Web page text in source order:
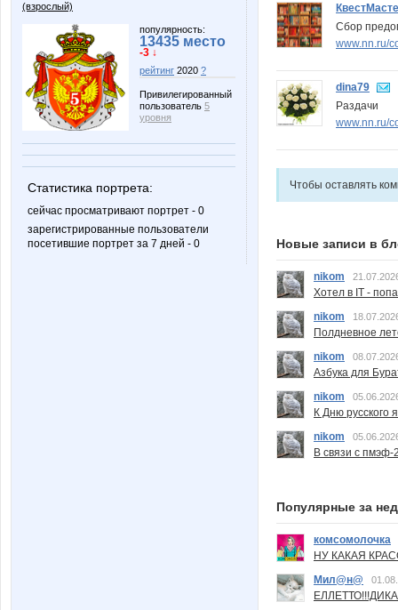
(взрослый)
популярность:
13435 место
-3 ↓
рейтинг 2020 ?
Привилегированный
пользователь 5
уровня
Статистика портрета:
сейчас просматривают портрет - 0
зарегистрированные пользователи
посетившие портрет за 7 дней - 0
Сбор
www.nn.ru/
dina79
Раздачи
www.nn.ru/
Чтобы оставлять
Новые записи в
nikom
Хотел в IT -
nikom
Полдневное
nikom
Азбука для
nikom
К Дню русского
nikom
В связи с пмэф-
Популярные за
комсомолочка
НУ КАКАЯ
Мил@н@